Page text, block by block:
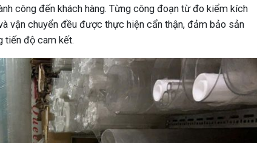
công đến khách hàng. Từng công đoạn từ đo kiểm kích
vận chuyển đều được thực hiện cẩn thận, đảm bảo sản
tiến độ cam kết.